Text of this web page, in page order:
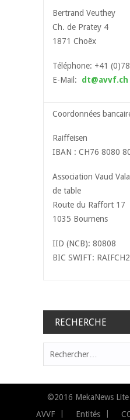
Bertrand Veuthey
Ch. de Pratey 4
1871 Choëx
Téléphone: +41
E-Mail: dt@avvf.ch
Coordonnées
Raiffeisen
IBAN : CH76 8080
Association Vaud
de table
Route du Raffort 17
1035 Bournens
IID (NCB): 80808
BIC SWIFT:
RECHERCHE
©2016 MekaNews Lite
AVVF
Entités